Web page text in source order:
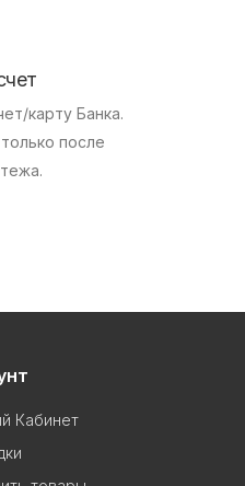
карту Банка.
после
Кабинет